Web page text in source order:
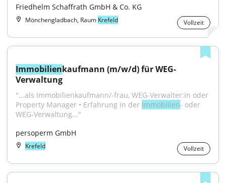
Friedhelm Schaffrath GmbH & Co. KG
Mönchengladbach, Raum Krefeld Vollzeit
Immobilienkaufmann (m/w/d) für WEG-
Verwaltung
"...als Immobilienkaufmann/-frau, WEG-Verwalter:in oder
Property Manager • Erfahrung in der Immobilien- oder
WEG-Verwaltung..."
persoperm GmbH
Krefeld Vollzeit